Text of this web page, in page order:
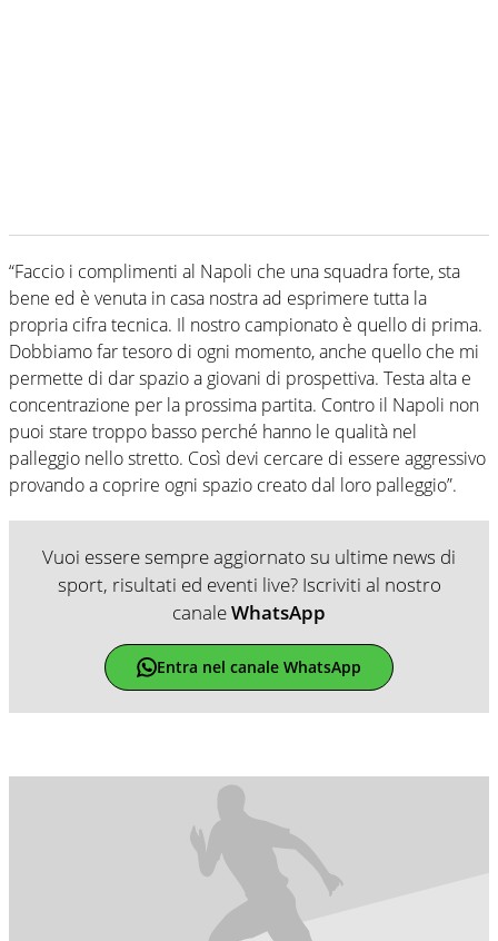
“Faccio i complimenti al Napoli che una squadra forte, sta
bene ed è venuta in casa nostra ad esprimere tutta la
propria cifra tecnica. Il nostro campionato è quello di prima.
Dobbiamo far tesoro di ogni momento, anche quello che mi
permette di dar spazio a giovani di prospettiva. Testa alta e
concentrazione per la prossima partita. Contro il Napoli non
puoi stare troppo basso perché hanno le qualità nel
palleggio nello stretto. Così devi cercare di essere aggressivo
provando a coprire ogni spazio creato dal loro palleggio”.
Vuoi essere sempre aggiornato su ultime news di
sport, risultati ed eventi live? Iscriviti al nostro
canaleWhatsApp
Entra nel canale WhatsApp